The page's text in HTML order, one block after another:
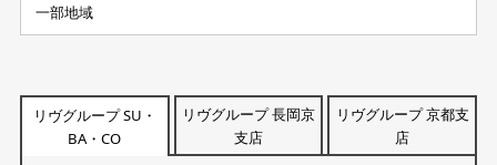
一部地域
リヴグループ SU・
BA・CO
リヴグループ 長岡京
支店
リヴグループ 京都支
店